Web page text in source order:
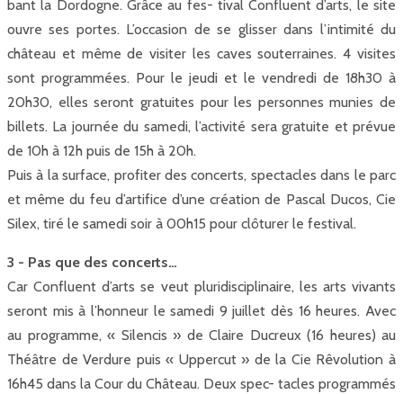
bant la Dordogne. Grâce au fes- tival Confluent d’arts, le site
ouvre ses portes. L’occasion de se glisser dans l’intimité du
château et même de visiter les caves souterraines. 4 visites
sont programmées. Pour le jeudi et le vendredi de 18h30 à
20h30, elles seront gratuites pour les personnes munies de
billets. La journée du samedi, l’activité sera gratuite et prévue
de 10h à 12h puis de 15h à 20h.
Puis à la surface, profiter des concerts, spectacles dans le parc
et même du feu d’artifice d’une création de Pascal Ducos, Cie
Silex, tiré le samedi soir à 00h15 pour clôturer le festival.
3 - Pas que des concerts…
Car Confluent d’arts se veut pluridisciplinaire, les arts vivants
seront mis à l’honneur le samedi 9 juillet dès 16 heures. Avec
au programme, « Silencis » de Claire Ducreux (16 heures) au
Théâtre de Verdure puis « Uppercut » de la Cie Rêvolution à
16h45 dans la Cour du Château. Deux spec- tacles programmés